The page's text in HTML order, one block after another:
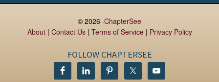
Rush
Monaghan
© 2026 ·ChapterSee
About| Contact Us| Terms of Service| Privacy Policy
FOLLOW CHAPTERSEE